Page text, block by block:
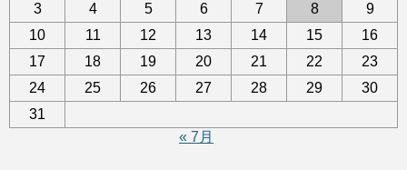
3
4 5 6 7 8
9
10
11 12 13 14 15
16
17
18 19 20 21 22
23
24
25 26 27 28 29
30
31
« 7月